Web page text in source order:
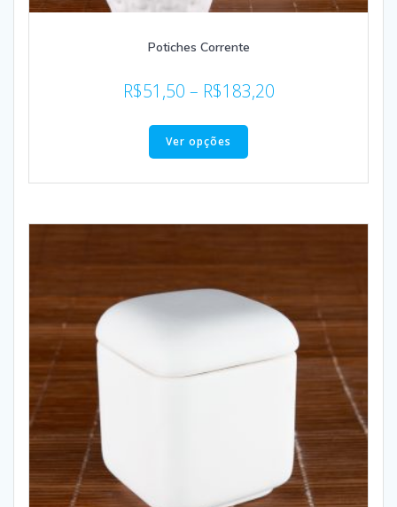
Potiches Corrente
R$51,50 – R$183,20
Ver opções